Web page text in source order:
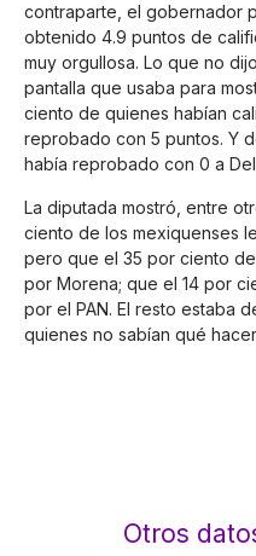
contraparte, el gobernador
obtenido 4.9 puntos de
muy orgullosa. Lo que no
pantalla que usaba para
ciento de quienes habían
reprobado con 5 puntos. Y
había reprobado con 0 a
La diputada mostró, entre
ciento de los mexiquenses
pero que el 35 por ciento
por Morena; que el 14 por
por el PAN. El resto estaba
quienes no sabían qué
Otros